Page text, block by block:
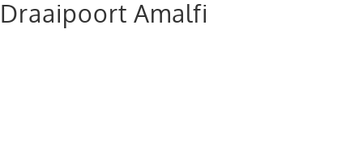
Draaipoort Amalfi